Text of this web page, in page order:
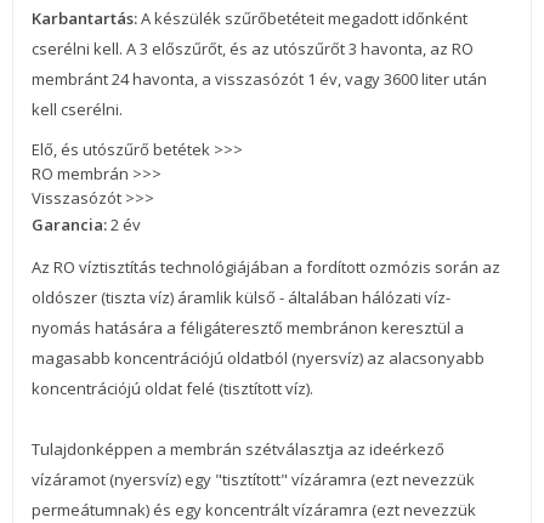
Karbantartás:A készülék szűrőbetéteit megadott időnként
cserélni kell. A 3 előszűrőt, és az utószűrőt 3 havonta, az RO
membránt 24 havonta, a visszasózót 1 év, vagy 3600 liter után
kell cserélni.
Elő, és utószűrő betétek >>>
RO membrán >>>
Visszasózót >>>
Garancia:2 év
Az RO víztisztítás technológiájában a fordított ozmózis során az
oldószer (tiszta víz) áramlik külső - általában hálózati víz-
nyomás hatására a féligáteresztő membránon keresztül a
magasabb koncentrációjú oldatból (nyersvíz) az alacsonyabb
koncentrációjú oldat felé (tisztított víz).
Tulajdonképpen a membrán szétválasztja az ideérkező
vízáramot (nyersvíz) egy "tisztított" vízáramra (ezt nevezzük
permeátumnak) és egy koncentrált vízáramra (ezt nevezzük